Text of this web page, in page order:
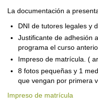
La documentación a
DNI de tutores legales y
Justificante de adhesión
programa el curso
Impreso de matrícula. (
8 fotos pequeñas y 1
que vengan por primera
Impreso de matrícula